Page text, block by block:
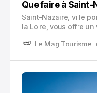
Que faire à Saint-
Saint-Nazaire, ville
la Loire, vous offre
village de pêcheurs
Le Mag Tourisme